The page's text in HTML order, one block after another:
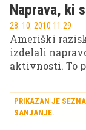
Naprava, ki
28. 10. 2010 11.29
Ameriški
izdelali
aktivnosti. To
PRIKAZAN JE
SANJANJE.